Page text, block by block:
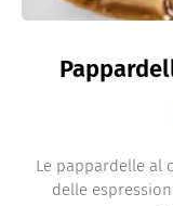
Le pappardelle al
delle